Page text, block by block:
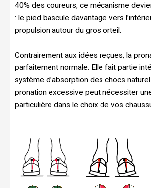
40% des coureurs, ce mécanisme
: le pied bascule davantage vers
propulsion autour du gros orteil.
Contrairement aux idées reçues, la
parfaitement normale. Elle fait partie
système d’absorption des chocs
pronation excessive peut nécessiter
particulière dans le choix de vos